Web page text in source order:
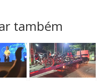
também